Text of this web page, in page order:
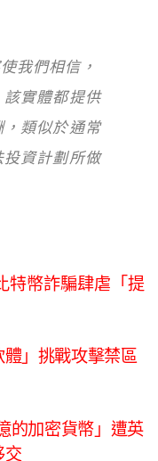
我們相信，
實體都提供
，類似於通常
資計劃所做
特幣詐騙肆虐「提
」挑戰攻擊禁區
的加密貨幣」遭英
交